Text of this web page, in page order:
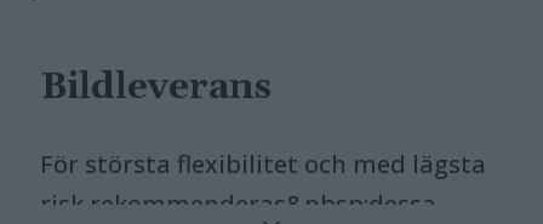
Bildleverans
För största flexibilitet och med lägsta
risk rekommenderas&nbsp;dessa